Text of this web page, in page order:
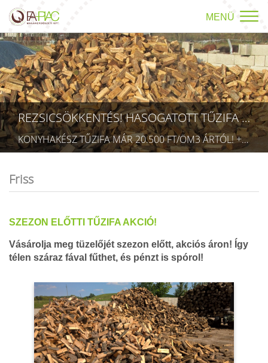
MENÜ
REZSICSÖKKENTÉS! HASOGATOTT TŰZIFA AKCIÓ!
KONYHAKÉSZ TŰZIFA MÁR 20.500 FT/ÖM3 ÁRTÓL! +36709423403 RÉSZLETEK A TÜZÉP MENÜPONTBAN! (TECHNIKAI AZONOSÍTÓ: AA 5832075)
Friss
SZEZON ELŐTTI TŰZIFA AKCIÓ!
Vásárolja meg tüzelőjét szezon előtt, akciós áron! Így
télen száraz fával fűthet, és pénzt is spórol!